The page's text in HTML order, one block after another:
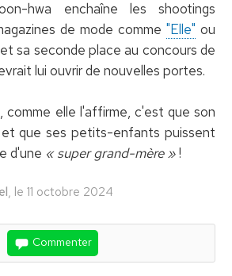
hwa enchaîne les shootings
de mode comme"Elle" ou
sa seconde place au concours de
lui ouvrir de nouvelles portes.
comme elle l'affirme, c'est que son
que ses petits-enfants puissent
d'une « super grand-mère »!
, le 11 octobre 2024
Commenter